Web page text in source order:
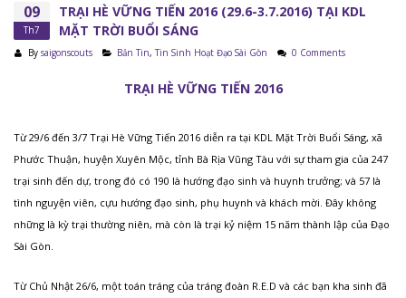
09
Th7
TRẠI HÈ VỮNG TIẾN 2016 (29.6-3.7.2016) TẠI KDL
MẶT TRỜI BUỔI SÁNG
By saigonscouts Bản Tin, Tin Sinh Hoạt Đạo Sài Gòn 0 Comments
TRẠI HÈ VỮNG TIẾN 2016
Từ 29/6 đến 3/7 Trại Hè Vững Tiến 2016 diễn ra tại KDL Mặt Trời Buổi Sáng, xã
Phước Thuận, huyện Xuyên Mộc, tỉnh Bà Rịa Vũng Tàu với sự tham gia của 247
trại sinh đến dự, trong đó có 190 là hướng đạo sinh và huynh trưởng; và 57 là
tình nguyện viên, cựu hướng đạo sinh, phụ huynh và khách mời. Đây không
những là kỳ trại thường niên, mà còn là trại kỷ niệm 15 năm thành lập của Đạo
Sài Gòn.
Từ Chủ Nhật 26/6, một toán tráng của tráng đoàn R.E.D và các bạn kha sinh đã